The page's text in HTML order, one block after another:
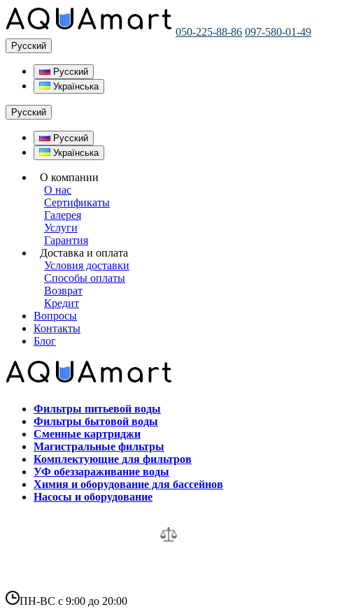
050-225-88-86 097-580-01-49
Русский
Русский
Українська
Русский
Русский
Українська
О компании
О нас
Сертификаты
Галерея
Услуги
Гарантия
Доставка и оплата
Условия доставки
Способы оплаты
Возврат
Кредит
Вопросы
Контакты
Блог
Фильтры питьевой воды
Фильтры бытовой воды
Сменные картриджи
Магистральные фильтры
Комплектующие для фильтров
УФ обеззараживание воды
Химия и оборудование для бассейнов
Насосы и оборудование
ПН-ВС с 9:00 до 20:00